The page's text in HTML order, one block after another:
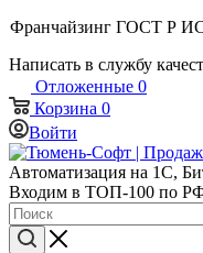
Франчайзинг ГОСТ Р
Написать в службу
Отложенные 0
Корзина 0
Войти
Автоматизация на 1С,
Входим в ТОП-100 по